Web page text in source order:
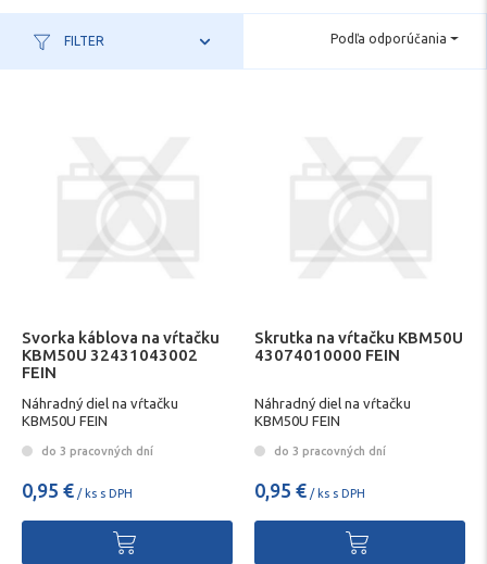
FILTER Podľa odporúčania
Svorka káblova na vŕtačku
KBM50U 32431043002
FEIN
Náhradný diel na vŕtačku
KBM50U FEIN
do 3 pracovných dní
0,95 € / ks s DPH
Skrutka na vŕtačku KBM50U
43074010000 FEIN
Náhradný diel na vŕtačku
KBM50U FEIN
do 3 pracovných dní
0,95 € / ks s DPH